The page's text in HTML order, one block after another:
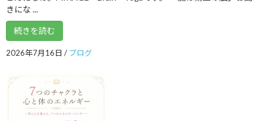
2022年6月
2022年2月
2022年1月
きにな ...
続きを読む
2026年7月16日 / ブログ